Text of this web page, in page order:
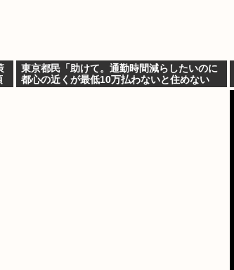
東京都民「助けて。通勤時間減らしたいのに
都心の近くが最低10万払わないと住めない